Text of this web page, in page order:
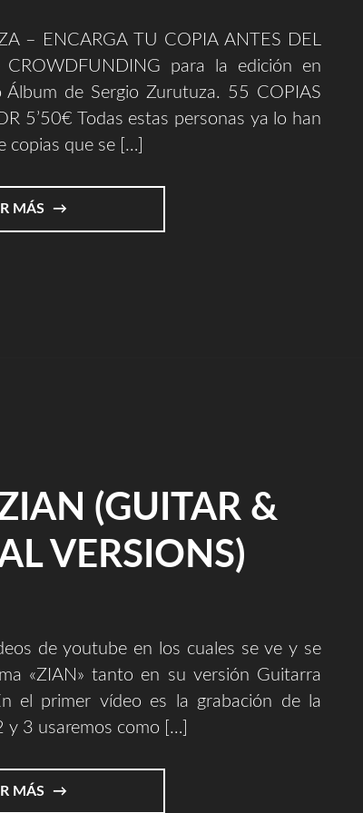
– ENCARGA TU COPIA ANTES DEL
para la edición en
Álbum de Sergio Zurutuza. 55 COPIAS
5’50€ Todas estas personas ya lo han
copias que se […]
MÁS "ENCARGA
TU
(GUITAR &
VERSIONS)
de youtube en los cuales se ve y se
«ZIAN» tanto en su versión Guitarra
el primer vídeo es la grabación de la
y 3 usaremos como […]
MÁS "CREANDO